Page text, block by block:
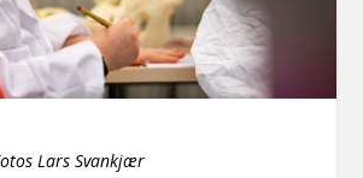
Lars Svankjær